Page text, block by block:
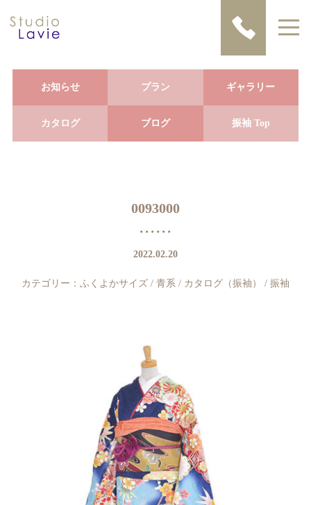
お知らせ プラン ギャラリー
カタログ ブログ 振袖 Top
0093000
2022.02.20
カテゴリー： ふくよかサイズ / 青系 / カタログ（振袖） / 振袖